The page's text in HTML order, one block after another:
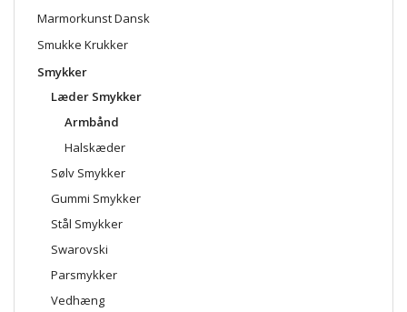
Marmorkunst Dansk
Smukke Krukker
Smykker
Læder Smykker
Armbånd
Halskæder
Sølv Smykker
Gummi Smykker
Stål Smykker
Swarovski
Parsmykker
Vedhæng